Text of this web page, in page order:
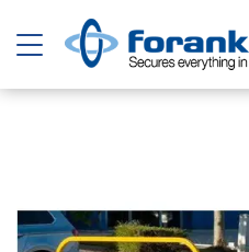
Toggle navigation